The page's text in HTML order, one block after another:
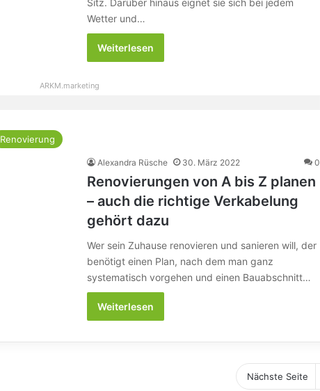
Sitz. Darüber hinaus eignet sie sich bei jedem
Wetter und…
Weiterlesen
ARKM.marketing
Renovierung
Alexandra Rüsche 30. März 2022 0
Renovierungen von A bis Z planen
– auch die richtige Verkabelung
gehört dazu
Wer sein Zuhause renovieren und sanieren will, der
benötigt einen Plan, nach dem man ganz
systematisch vorgehen und einen Bauabschnitt…
Weiterlesen
Nächste Seite